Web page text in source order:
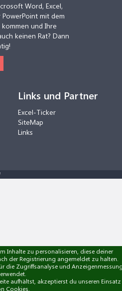
Word, Excel,
mit dem
und Ihre
keinen Rat? Dann
Links und Partner
Excel-Ticker
SiteMap
Links
Inhalte zu personalisieren, diese deiner
der Registrierung angemeldet zu halten.
die Zugriffsanalyse und
aufhältst, akzeptierst du unseren Einsatz
Cookies.